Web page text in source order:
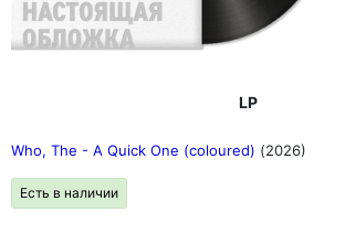
LP
Who, The - A Quick One (coloured) (2026)
Есть в наличии